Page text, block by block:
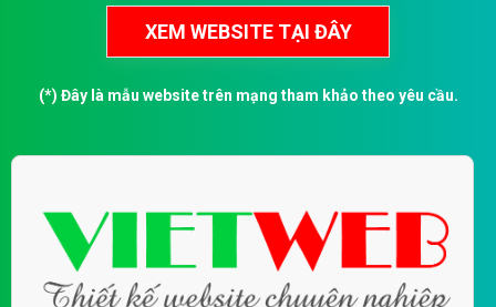
(*) Đây là mẫu website trên mạng tham khảo theo yêu cầu.